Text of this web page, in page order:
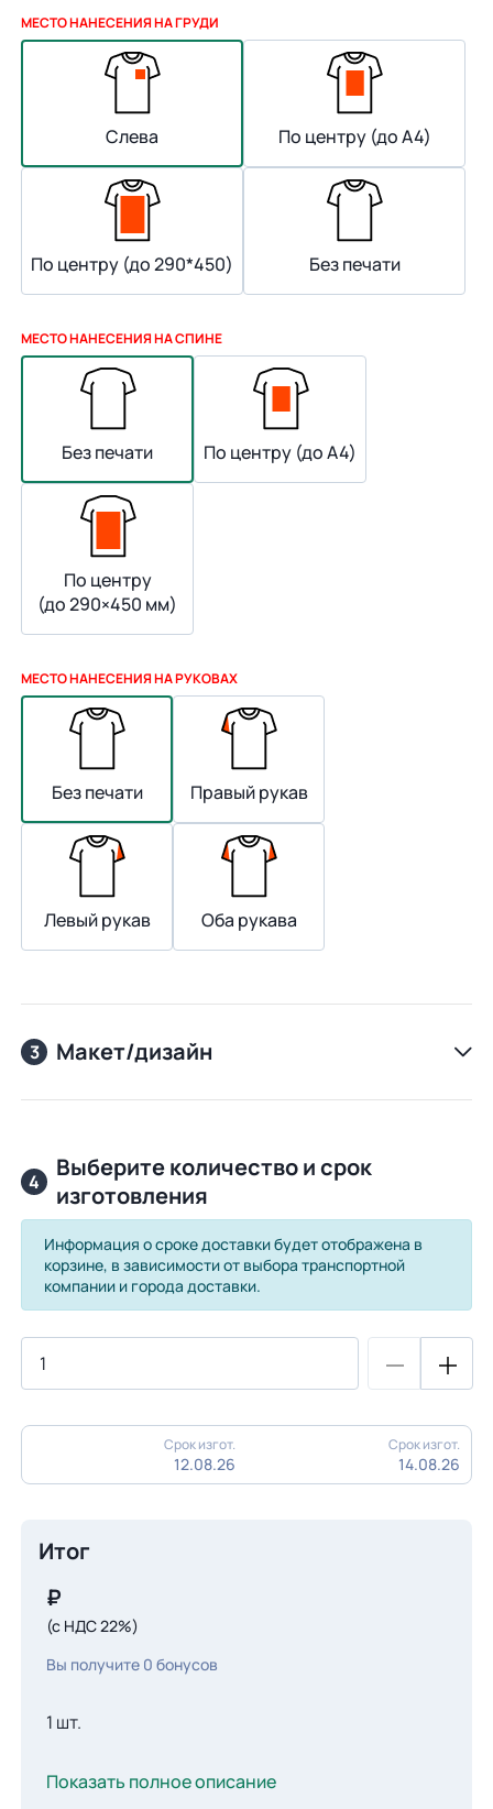
МЕСТО НАНЕСЕНИЯ НА ГРУДИ
Слева По центру (до А4)
По центру (до 290*450) Без печати
МЕСТО НАНЕСЕНИЯ НА СПИНЕ
Без печати По центру (до А4)
По центру
(до 290×450 мм)
МЕСТО НАНЕСЕНИЯ НА РУКОВАХ
Без печати Правый рукав
Левый рукав Оба рукава
3 Макет/дизайн
4
Выберите количество и срок
изготовления
Информация о сроке доставки будет отображена в
корзине, в зависимости от выбора транспортной
компании и города доставки.
Срок изгот.
12.08.26
Срок изгот.
14.08.26
Итог
₽
(с НДС 22%)
Вы получите 0 бонусов
1 шт.
Показать полное описание